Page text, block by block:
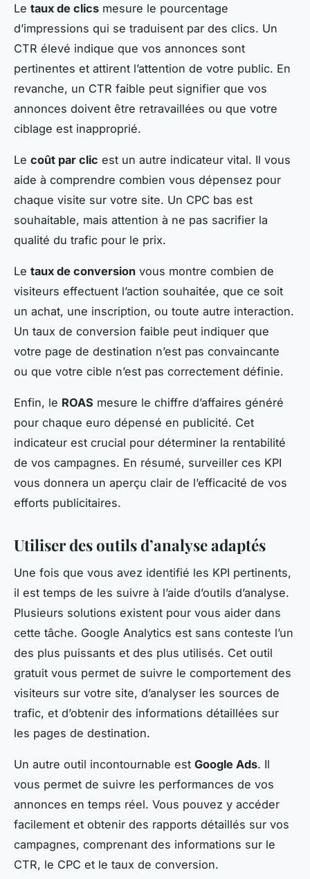
Le taux de clics mesure le pourcentage
d’impressions qui se traduisent par des clics. Un
CTR élevé indique que vos annonces sont
pertinentes et attirent l’attention de votre public. En
revanche, un CTR faible peut signifier que vos
annonces doivent être retravaillées ou que votre
ciblage est inapproprié.
Le coût par clic est un autre indicateur vital. Il vous
aide à comprendre combien vous dépensez pour
chaque visite sur votre site. Un CPC bas est
souhaitable, mais attention à ne pas sacrifier la
qualité du trafic pour le prix.
Le taux de conversion vous montre combien de
visiteurs effectuent l’action souhaitée, que ce soit
un achat, une inscription, ou toute autre interaction.
Un taux de conversion faible peut indiquer que
votre page de destination n’est pas convaincante
ou que votre cible n’est pas correctement définie.
Enfin, le ROAS mesure le chiffre d’affaires généré
pour chaque euro dépensé en publicité. Cet
indicateur est crucial pour déterminer la rentabilité
de vos campagnes. En résumé, surveiller ces KPI
vous donnera un aperçu clair de l’efficacité de vos
efforts publicitaires.
Utiliser des outils d’analyse adaptés
Une fois que vous avez identifié les KPI pertinents,
il est temps de les suivre à l’aide d’outils d’analyse.
Plusieurs solutions existent pour vous aider dans
cette tâche. Google Analytics est sans conteste l’un
des plus puissants et des plus utilisés. Cet outil
gratuit vous permet de suivre le comportement des
visiteurs sur votre site, d’analyser les sources de
trafic, et d’obtenir des informations détaillées sur
les pages de destination.
Un autre outil incontournable est Google Ads. Il
vous permet de suivre les performances de vos
annonces en temps réel. Vous pouvez y accéder
facilement et obtenir des rapports détaillés sur vos
campagnes, comprenant des informations sur le
CTR, le CPC et le taux de conversion.